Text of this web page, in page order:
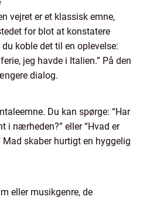
vejret er et klassisk emne,
for blot at konstatere
du koble det til en oplevelse:
jeg havde i Italien.” På den
dialog.
Du kan spørge: “Har
i nærheden?” eller “Hvad er
skaber hurtigt en hyggelig
eller musikgenre, de